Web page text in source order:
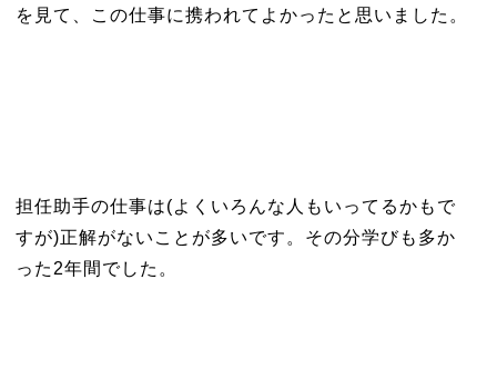
を見て、この仕事に携われてよかったと思いました。
担任助手の仕事は(よくいろんな人もいってるかもで
すが)正解がないことが多いです。その分学びも多か
った2年間でした。